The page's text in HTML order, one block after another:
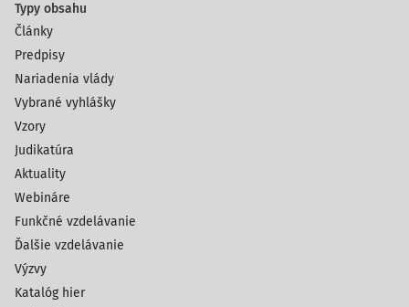
Typy obsahu
Články
Predpisy
Nariadenia vlády
Vybrané vyhlášky
Vzory
Judikatúra
Aktuality
Webináre
Funkčné vzdelávanie
Ďalšie vzdelávanie
Výzvy
Katalóg hier